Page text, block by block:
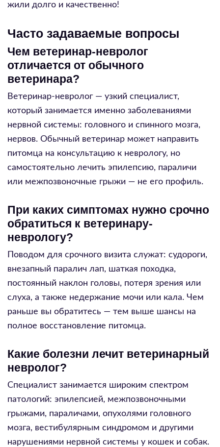
жили долго и качественно!
Часто задаваемые вопросы
Чем ветеринар-невролог
отличается от обычного
ветеринара?
Ветеринар-невролог — узкий специалист,
который занимается именно заболеваниями
нервной системы: головного и спинного мозга,
нервов. Обычный ветеринар может направить
питомца на консультацию к неврологу, но
самостоятельно лечить эпилепсию, параличи
или межпозвоночные грыжи — не его профиль.
При каких симптомах нужно срочно
обратиться к ветеринару-
неврологу?
Поводом для срочного визита служат: судороги,
внезапный паралич лап, шаткая походка,
постоянный наклон головы, потеря зрения или
слуха, а также недержание мочи или кала. Чем
раньше вы обратитесь — тем выше шансы на
полное восстановление питомца.
Какие болезни лечит ветеринарный
невролог?
Специалист занимается широким спектром
патологий: эпилепсией, межпозвоночными
грыжами, параличами, опухолями головного
мозга, вестибулярным синдромом и другими
нарушениями нервной системы у кошек и собак.